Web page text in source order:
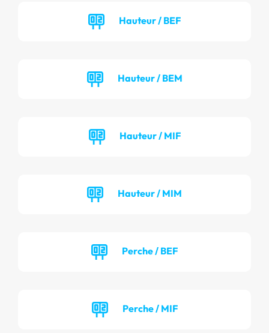
Hauteur / BEF
Hauteur / BEM
Hauteur / MIF
Hauteur / MIM
Perche / BEF
Perche / MIF